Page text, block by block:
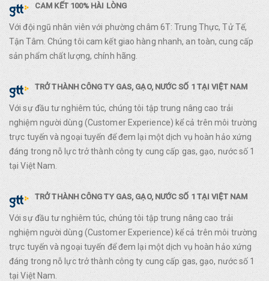
CAM KẾT 100% HÀI LÒNG
Với đội ngũ nhân viên với phường châm 6T: Trung Thực, Tử Tế,
Tận Tâm. Chúng tôi cam kết giao hàng nhanh, an toàn, cung cấp
sản phẩm chất lượng, chính hãng.
TRỞ THÀNH CÔNG TY GAS, GẠO, NƯỚC SỐ 1 TẠI VIỆT NAM
Với sự đầu tư nghiêm túc, chúng tôi tập trung nâng cao trải
nghiệm người dùng (Customer Experience) kể cả trên môi trường
trực tuyến và ngoại tuyến để đem lại một dịch vụ hoàn hảo xứng
đáng trong nỗ lực trở thành công ty cung cấp gas, gạo, nước số 1
tại Việt Nam.
TRỞ THÀNH CÔNG TY GAS, GẠO, NƯỚC SỐ 1 TẠI VIỆT NAM
Với sự đầu tư nghiêm túc, chúng tôi tập trung nâng cao trải
nghiệm người dùng (Customer Experience) kể cả trên môi trường
trực tuyến và ngoại tuyến để đem lại một dịch vụ hoàn hảo xứng
đáng trong nỗ lực trở thành công ty cung cấp gas, gạo, nước số 1
tại Việt Nam.